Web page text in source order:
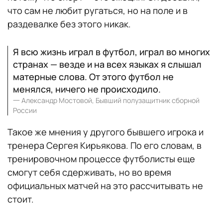
что сам не любит ругаться, но на поле и в
раздевалке без этого никак.
Я всю жизнь играл в футбол, играл во многих
странах — везде и на всех языках я слышал
матерные слова. От этого футбол не
менялся, ничего не происходило.
一 Александр Мостовой, Бывший полузащитник сборной
России
Такое же мнения у другого бывшего игрока и
тренера Сергея Кирьякова. По его словам, в
тренировочном процессе футболисты еще
смогут себя сдерживать, но во время
официальных матчей на это рассчитывать не
стоит.